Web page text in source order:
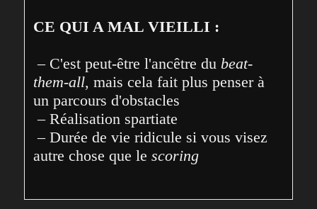
CE QUI A MAL VIEILLI :
– C'est peut-être l'ancêtre du beat-
them-all, mais cela fait plus penser à
un parcours d'obstacles
– Réalisation spartiate
– Durée de vie ridicule si vous visez
autre chose que le scoring